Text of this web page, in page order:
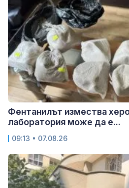
Фентанилът измества
лаборатория може да е...
09:13 • 07.08.26